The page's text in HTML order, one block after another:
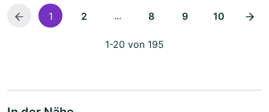
1 2 ... 8 9 10
1-20 von 195